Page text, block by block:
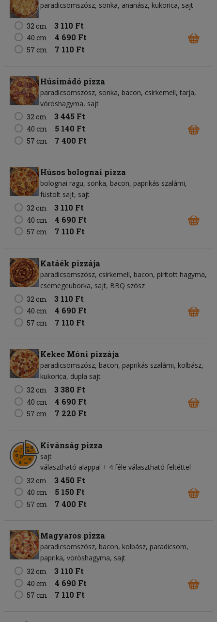
paradicsomszósz sonka ananász kukorica sajt
32 cm 3 110 Ft
40 cm 4 690 Ft
57 cm 7 110 Ft
Húsimádó pizza
paradicsomszósz sonka bacon csirkemell tarja
vöröshagyma sajt
32 cm
3 445 Ft
40 cm 5 140 Ft
57 cm 7 400 Ft
Húsos bolognai pizza
bolognai ragu sonka bacon paprikás szalámi
füstölt sajt sajt
32 cm
3 110 Ft
40 cm 4 690 Ft
57 cm 7 110 Ft
Katáék pizzája
paradicsomszósz csirkemell bacon pirított hagyma
csemegeuborka sajt BBQ szósz
32 cm
3 110 Ft
40 cm 4 690 Ft
57 cm 7 110 Ft
Kekec Móni pizzája
paradicsomszósz bacon paprikás szalámi kolbász
kukorica dupla sajt
32 cm
3 380 Ft
40 cm 4 690 Ft
57 cm 7 220 Ft
Kívánság pizza
sajt
választható alappal + 4 féle választható feltéttel
32 cm
3 450 Ft
40 cm 5 150 Ft
57 cm 7 400 Ft
Magyaros pizza
paradicsomszósz bacon kolbász paradicsom
paprika vöröshagyma sajt
32 cm
3 110 Ft
40 cm 4 690 Ft
57 cm 7 110 Ft